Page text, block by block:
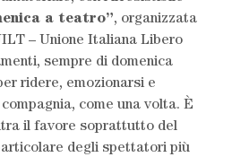
a teatro”, organizzata
– Unione Italiana Libero
sempre di domenica
ridere, emozionarsi e
come una volta. È
il favore soprattutto del
degli spettatori più